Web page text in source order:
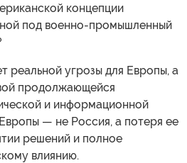
концепции
под военно-промышленный
реальной угрозы для Европы, а
продолжающейся
и информационной
— не Россия, а потеря ее
решений и полное
влиянию.